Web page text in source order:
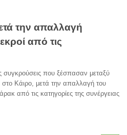
την απαλλαγή
από τις
που ξέσπασαν μεταξύ
στο Κάιρο, μετά την απαλλαγή του
από τις κατηγορίες της συνέργειας